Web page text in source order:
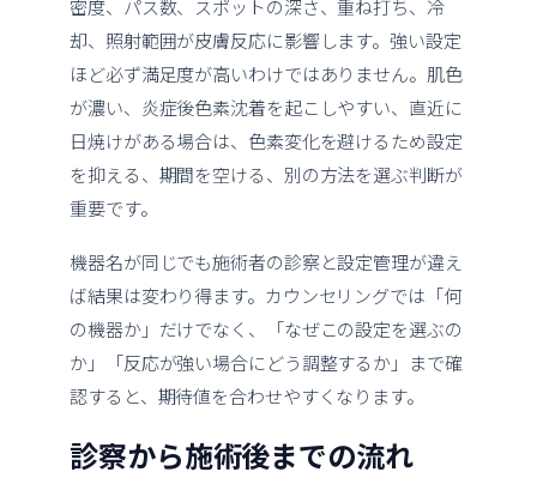
密度、パス数、スポットの深さ、重ね打ち、冷
却、照射範囲が皮膚反応に影響します。強い設定
ほど必ず満足度が高いわけではありません。肌色
が濃い、炎症後色素沈着を起こしやすい、直近に
日焼けがある場合は、色素変化を避けるため設定
を抑える、期間を空ける、別の方法を選ぶ判断が
重要です。
機器名が同じでも施術者の診察と設定管理が違え
ば結果は変わり得ます。カウンセリングでは「何
の機器か」だけでなく、「なぜこの設定を選ぶの
か」「反応が強い場合にどう調整するか」まで確
認すると、期待値を合わせやすくなります。
診察から施術後までの流れ